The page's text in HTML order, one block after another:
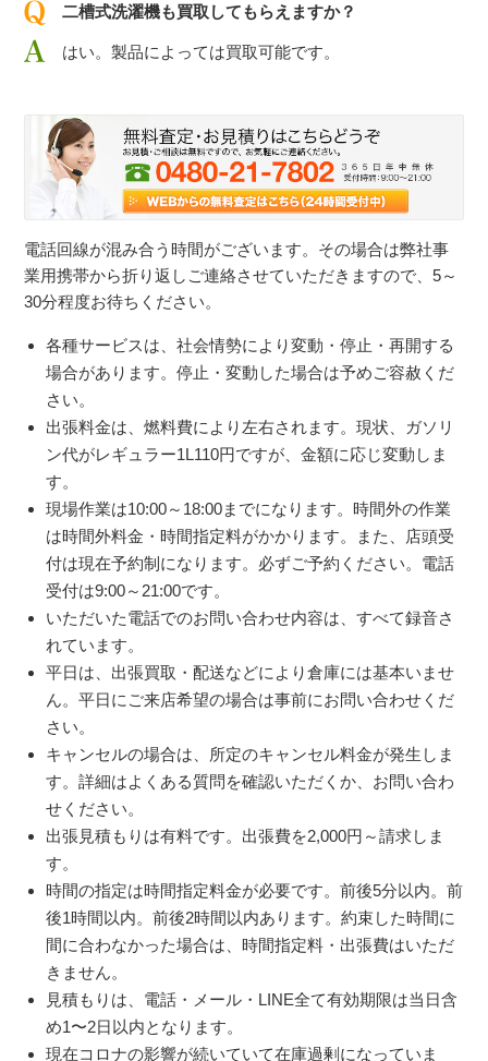
二槽式洗濯機も買取してもらえますか？
はい。製品によっては買取可能です。
電話回線が混み合う時間がございます。その場合は弊社事
業用携帯から折り返しご連絡させていただきますので、5～
30分程度お待ちください。
各種サービスは、社会情勢により変動・停止・再開する
場合があります。停止・変動した場合は予めご容赦くだ
さい。
出張料金は、燃料費により左右されます。現状、ガソリ
ン代がレギュラー1L110円ですが、金額に応じ変動しま
す。
現場作業は10:00～18:00までになります。時間外の作業
は時間外料金・時間指定料がかかります。また、店頭受
付は現在予約制になります。必ずご予約ください。電話
受付は9:00～21:00です。
いただいた電話でのお問い合わせ内容は、すべて録音さ
れています。
平日は、出張買取・配送などにより倉庫には基本いませ
ん。平日にご来店希望の場合は事前にお問い合わせくだ
さい。
キャンセルの場合は、所定のキャンセル料金が発生しま
す。詳細はよくある質問を確認いただくか、お問い合わ
せください。
出張見積もりは有料です。出張費を2,000円～請求しま
す。
時間の指定は時間指定料金が必要です。前後5分以内。前
後1時間以内。前後2時間以内あります。約束した時間に
間に合わなかった場合は、時間指定料・出張費はいただ
きません。
見積もりは、電話・メール・LINE全て有効期限は当日含
め1〜2日以内となります。
現在コロナの影響が続いていて在庫過剰になっていま